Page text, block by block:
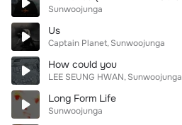
Sunwoojunga
Us
Captain Planet Sunwoojunga
How could you
LEE SEUNG HWAN Sunwoojunga
Long Form Life
Sunwoojunga